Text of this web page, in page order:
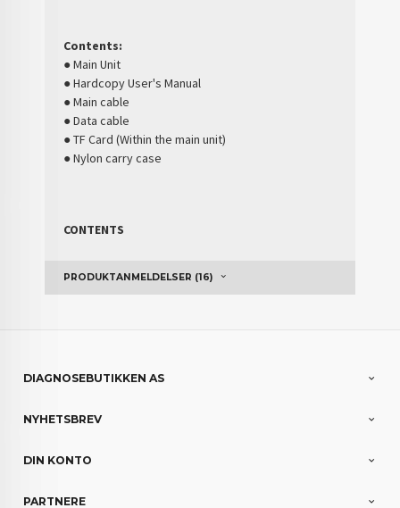
Contents:
● Main Unit
● Hardcopy User's Manual
● Main cable
● Data cable
● TF Card (Within the main unit)
● Nylon carry case
CONTENTS
PRODUKTANMELDELSER (16)
DIAGNOSEBUTIKKEN AS
NYHETSBREV
DIN KONTO
PARTNERE